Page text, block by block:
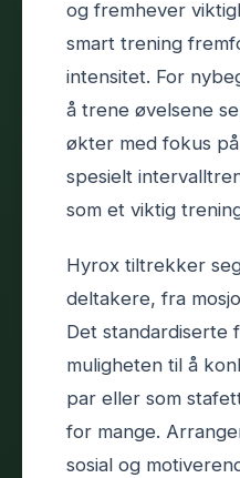
og fremhever
smart trening
intensitet. For
å trene øvelsene
økter med fokus
spesielt
som et viktig
Hyrox tiltrekker
deltakere, fra
Det standardiserte
muligheten til å
par eller som
for mange.
sosial og